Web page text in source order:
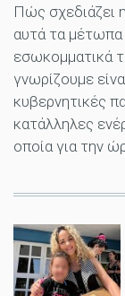
Πώς σχεδιάζει
αυτά τα μέτωπα
εσωκομματικά
γνωρίζουμε
κυβερνητικές
κατάλληλες
οποία για την